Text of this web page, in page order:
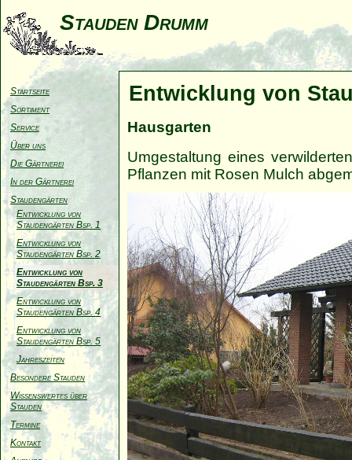
Stauden Drumm
Startseite
Sortiment
Service
Über uns
Die Gärtnerei
In der Gärtnerei
Staudengärten
Entwicklung von
Staudengärten Bsp. 1
Entwicklung von
Staudengärten Bsp. 2
Entwicklung von
Staudengärten Bsp. 3
Entwicklung von
Staudengärten Bsp. 4
Entwicklung von
Staudengärten Bsp. 5
Jahreszeiten
Besondere Stauden
Wissenswertes über
Stauden
Termine
Kontakt
Entwicklung von
Hausgarten
Umgestaltung eines
Pflanzen mit Rosen Mulch